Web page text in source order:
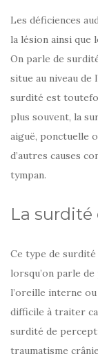
Les déficiences
la lésion ainsi que
On parle de
situe au niveau de
surdité est
plus souvent, la
aiguë, ponctuelle
d’autres causes
tympan.
La
Ce type de
lorsqu’on parle
l’oreille interne
difficile à traiter
surdité de
traumatisme